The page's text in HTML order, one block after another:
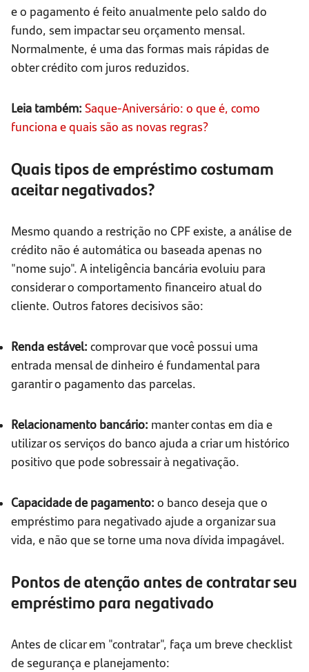
e o pagamento é feito anualmente pelo saldo do
fundo, sem impactar seu orçamento mensal.
Normalmente, é uma das formas mais rápidas de
obter crédito com juros reduzidos.
Leia também: Saque-Aniversário: o que é, como
funciona e quais são as novas regras?
Quais tipos de empréstimo costumam
aceitar negativados?
Mesmo quando a restrição no CPF existe, a análise de
crédito não é automática ou baseada apenas no
"nome sujo". A inteligência bancária evoluiu para
considerar o comportamento financeiro atual do
cliente. Outros fatores decisivos são:
Renda estável: comprovar que você possui uma
entrada mensal de dinheiro é fundamental para
garantir o pagamento das parcelas.
Relacionamento bancário: manter contas em dia e
utilizar os serviços do banco ajuda a criar um histórico
positivo que pode sobressair à negativação.
Capacidade de pagamento: o banco deseja que o
empréstimo para negativado ajude a organizar sua
vida, e não que se torne uma nova dívida impagável.
Pontos de atenção antes de contratar seu
empréstimo para negativado
Antes de clicar em "contratar", faça um breve checklist
de segurança e planejamento: